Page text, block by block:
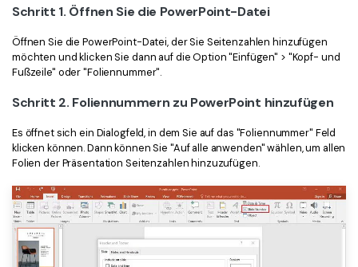
Veröffentlichung
Freiberufler
Alle PDF-Funktionen
PDF-bezogene Informationen, die Sie benötigen.
Download-Zentrum
Laden Sie die leistungsstärksten und einfachsten PDF-Tools
Schritt 1. Öffnen Sie die PowerPoint-Datei
Öffnen Sie die PowerPoint-Datei, der Sie Seitenzahlen hinzufügen
möchten und klicken Sie dann auf die Option "Einfügen" > "Kopf- und
Fußzeile" oder "Foliennummer".
Schritt 2. Foliennummern zu PowerPoint hinzufügen
Es öffnet sich ein Dialogfeld, in dem Sie auf das "Foliennummer" Feld
klicken können. Dann können Sie "Auf alle anwenden" wählen, um allen
Folien der Präsentation Seitenzahlen hinzuzufügen.